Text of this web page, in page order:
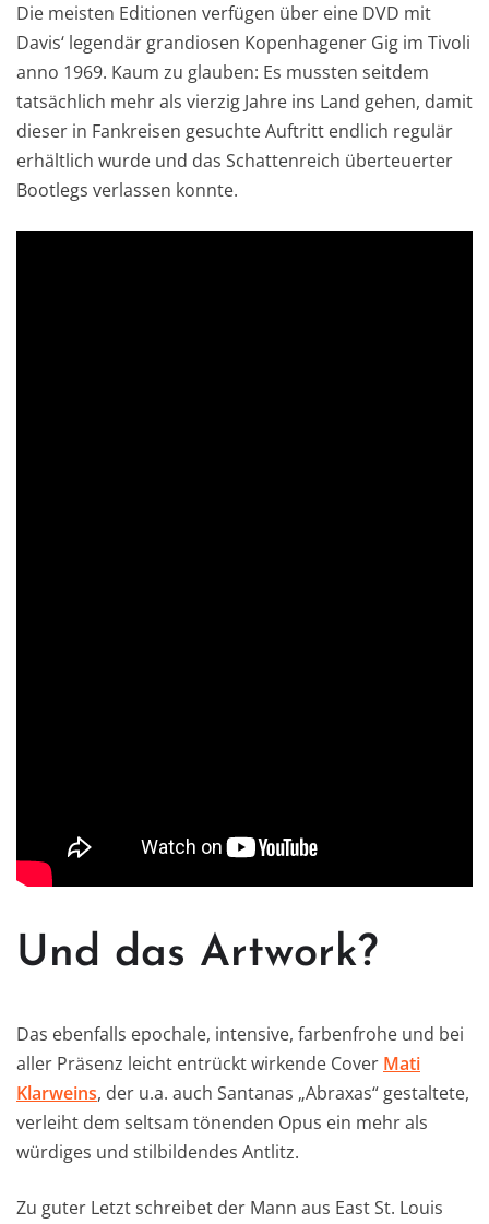
Die meisten Editionen verfügen über eine DVD mit
Davis‘ legendär grandiosen Kopenhagener Gig im Tivoli
anno 1969. Kaum zu glauben: Es mussten seitdem
tatsächlich mehr als vierzig Jahre ins Land gehen, damit
dieser in Fankreisen gesuchte Auftritt endlich regulär
erhältlich wurde und das Schattenreich überteuerter
Bootlegs verlassen konnte.
Und das Artwork?
Das ebenfalls epochale, intensive, farbenfrohe und bei
aller Präsenz leicht entrückt wirkende Cover Mati
Klarweins, der u.a. auch Santanas „Abraxas“ gestaltete,
verleiht dem seltsam tönenden Opus ein mehr als
würdiges und stilbildendes Antlitz.
Zu guter Letzt schreibet der Mann aus East St. Louis